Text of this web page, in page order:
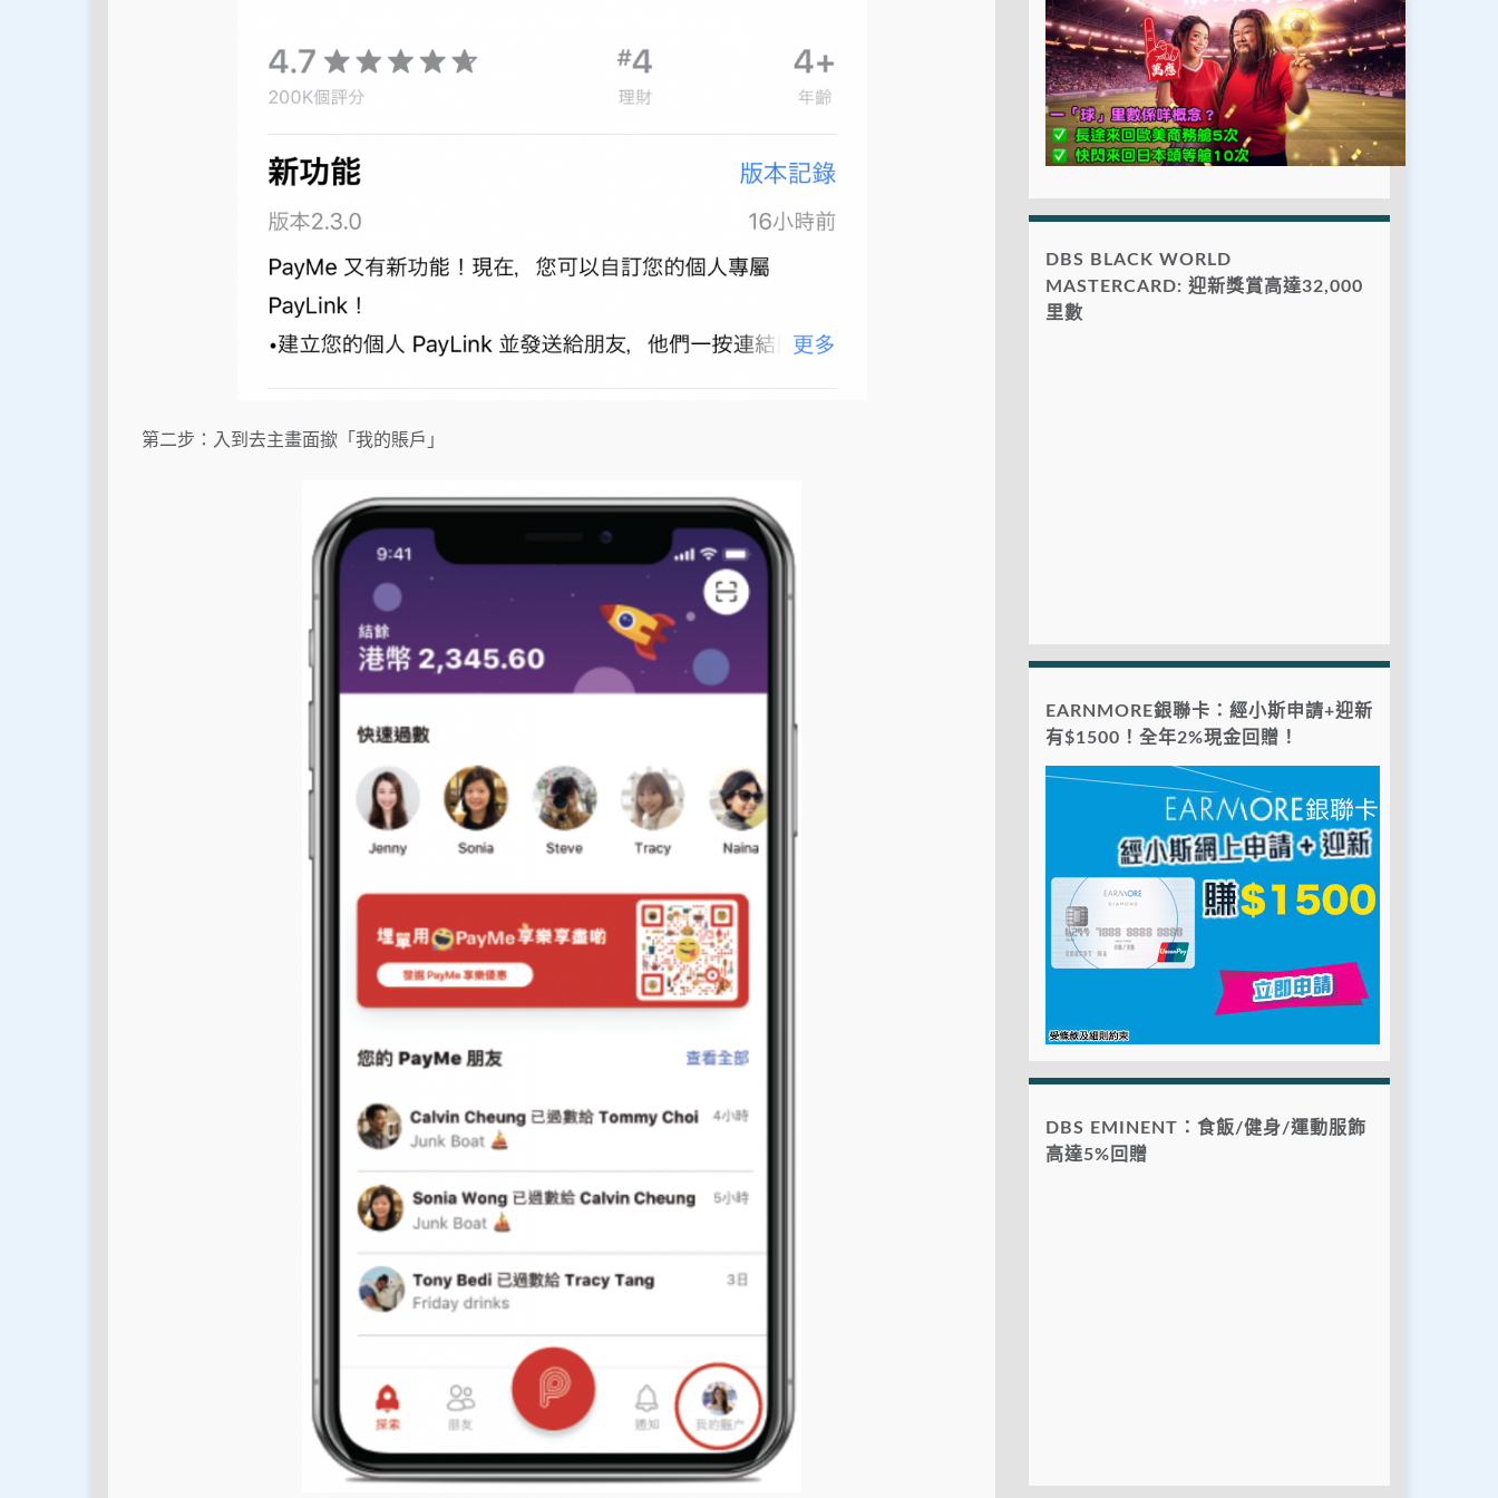
第二步：入到去主畫面撳「我的賬戶」
DBS BLACK WORLD
MASTERCARD: 迎新獎賞高達32,000
里數
EARNMORE銀聯卡：經小斯申請+迎新
有$1500！全年2%現金回贈！
DBS EMINENT：食飯/健身/運動服飾
高達5%回贈